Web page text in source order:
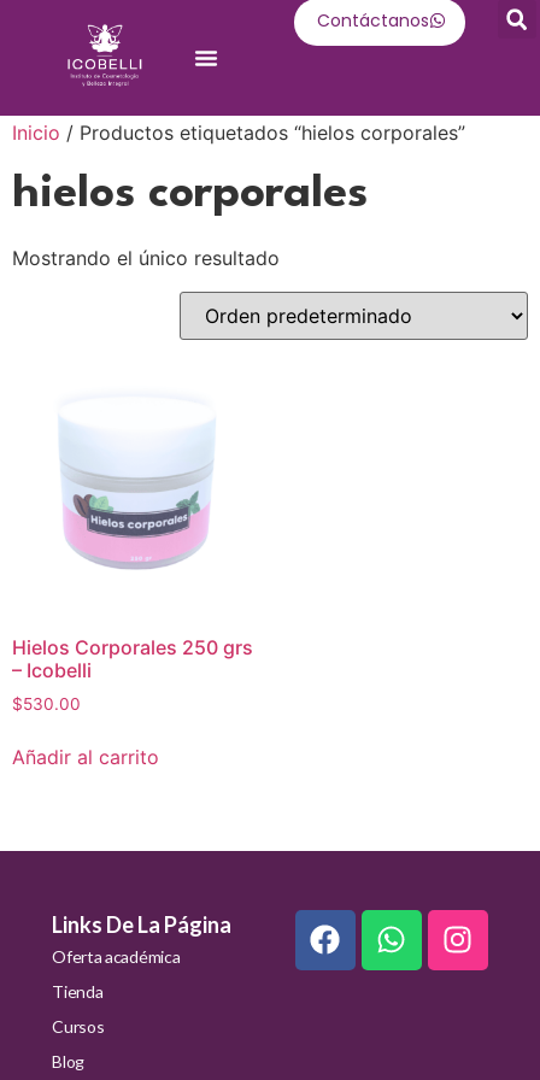
Contáctanos
Inicio / Productos etiquetados “hielos corporales”
hielos corporales
Mostrando el único resultado
Hielos Corporales 250 grs
– Icobelli
$530.00
Añadir al carrito
Links De La Página
Oferta académica
Tienda
Cursos
Blog